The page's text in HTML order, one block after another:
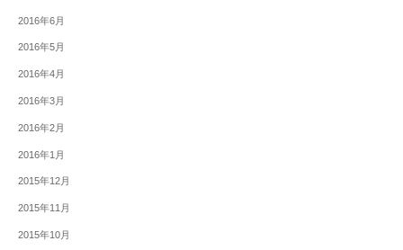
2016年6月
2016年5月
2016年4月
2016年3月
2016年2月
2016年1月
2015年12月
2015年11月
2015年10月